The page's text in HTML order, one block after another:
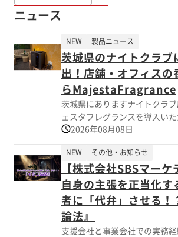
ニュース
茨城県のナイトクラブ
出！店舗・オフィスの
らMajestaFragrance
NEW 製品ニュース
茨城県にありますナイトクラ
ェスタフレグランスを導入い
を香り演出させていただいてお
店内に広がる心地よい香りが、
もに、訪れる方の記憶に残る特
します。
ナイトクラブ・キャバクラ・ガ
ー・ラウンジ・スナックなど、
間づくりにも香り演出はおすす
2026年08月08日
【株式会社SBSマーケ
自身の主張を正当化す
者に「代弁」させる！
論法』
NEW その他・お知らせ
支援会社と事業会社での実務経